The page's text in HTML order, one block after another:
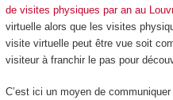
de visites physiques par an au
virtuelle alors que les visites
visite virtuelle peut être vue soit
visiteur à franchir le pas pour
C’est ici un moyen de